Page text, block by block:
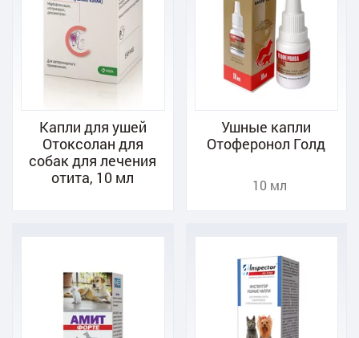
Капли для ушей
Отоксолан для
собак для лечения
отита, 10 мл
Ушные капли
Отоферонол Голд
10 мл